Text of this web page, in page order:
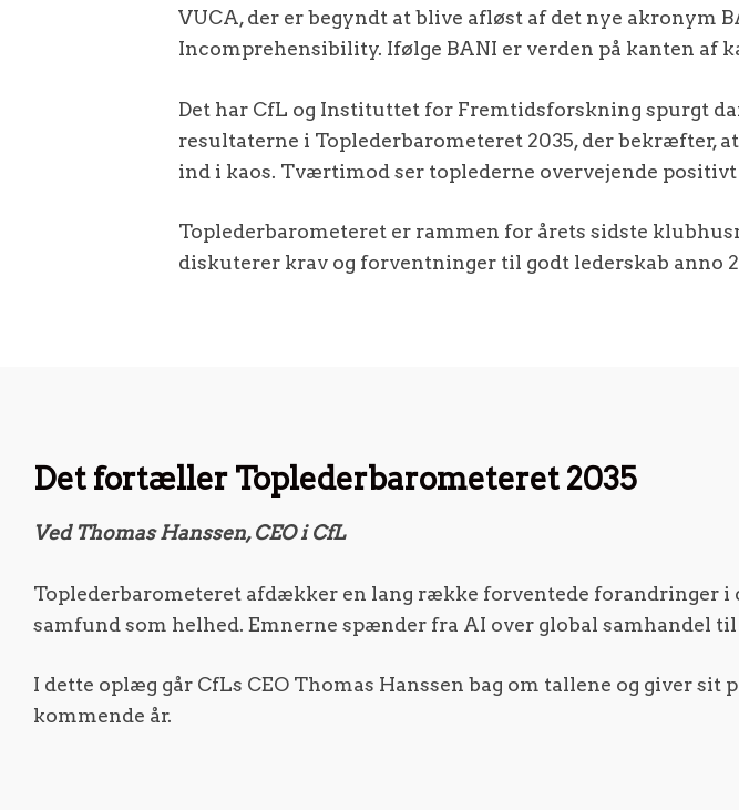
VUCA, der er begyndt at blive afløst af det nye akronym
Incomprehensibility. Ifølge BANI er verden på kanten af
Det har CfL og Instituttet for Fremtidsforskning spurgt
resultaterne i Toplederbarometeret 2035, der bekræfter,
ind i kaos. Tværtimod ser toplederne overvejende
Toplederbarometeret er rammen for årets sidste
diskuterer krav og forventninger til godt lederskab anno
Det fortæller Toplederbarometeret 2035
Ved Thomas Hanssen, CEO i CfL
Toplederbarometeret afdækker en lang række forventede forandringer i
samfund som helhed. Emnerne spænder fra AI over global samhandel
I dette oplæg går CfLs CEO Thomas Hanssen bag om tallene og giver sit
kommende år.